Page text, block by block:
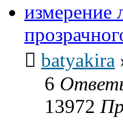
измерение
batyakira
6
13972